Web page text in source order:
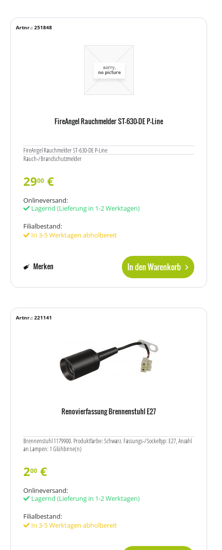
FireAngel Rauchmelder ST-630-DE P-Line
FireAngel Rauchmelder ST-630-DE P-Line
Rauch-/Brandschutzmelder
Artnr.: 251848
2900 €
Onlineversand:
Lagernd (Lieferung in 1-2 Werktagen)
Filialbestand:
In 3-5 Werktagen abholbereit
In den Warenkorb
Merken
Renovierfassung Brennenstuhl E27
Brennenstuhl 1179900. Produktfarbe: Schwarz. Fassungs-/Sockeltyp: E27, Anzahl
an Lampen: 1 Glühbirne(n)
Artnr.: 221141
200 €
Onlineversand:
Lagernd (Lieferung in 1-2 Werktagen)
Filialbestand:
In 3-5 Werktagen abholbereit